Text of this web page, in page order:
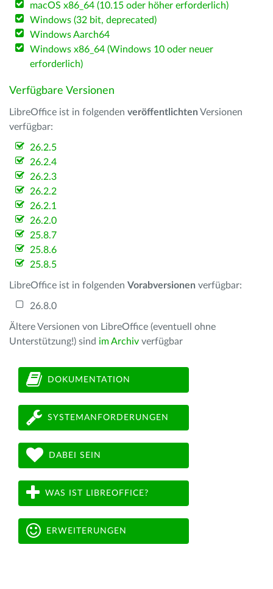
macOS x86_64 (10.15 oder höher erforderlich)
Windows (32 bit, deprecated)
Windows Aarch64
Windows x86_64 (Windows 10 oder neuer
erforderlich)
Verfügbare Versionen
LibreOffice ist in folgenden veröffentlichten Versionen
verfügbar:
26.2.5
26.2.4
26.2.3
26.2.2
26.2.1
26.2.0
25.8.7
25.8.6
25.8.5
LibreOffice ist in folgenden Vorabversionen verfügbar:
26.8.0
Ältere Versionen von LibreOffice (eventuell ohne
Unterstützung!) sind im Archiv verfügbar
DOKUMENTATION
SYSTEMANFORDERUNGEN
DABEI SEIN
WAS IST LIBREOFFICE?
ERWEITERUNGEN